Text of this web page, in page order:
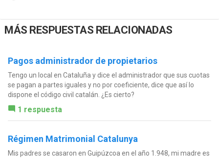
MÁS RESPUESTAS RELACIONADAS
Pagos administrador de propietarios
Tengo un local en Cataluña y dice el administrador que sus cuotas
se pagan a partes iguales y no por coeficiente, dice que así lo
dispone el código civil catalán. ¿Es cierto?
1 respuesta
Régimen Matrimonial Catalunya
Mis padres se casaron en Guipúzcoa en el año 1.948, mi madre es